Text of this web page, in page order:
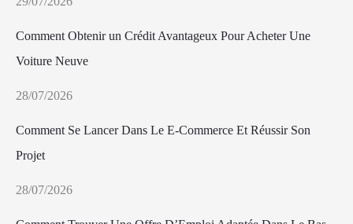
Comment Obtenir un Crédit Avantageux Pour Acheter Une
Voiture Neuve
28/07/2026
Comment Se Lancer Dans Le E-Commerce Et Réussir Son
Projet
28/07/2026